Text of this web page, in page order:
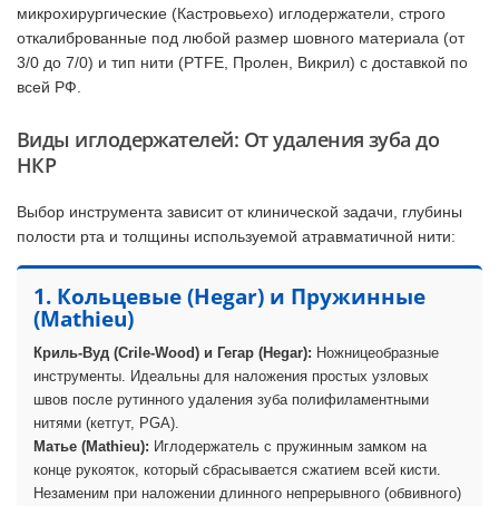
микрохирургические (Кастровьехо) иглодержатели, строго
откалиброванные под любой размер шовного материала (от
3/0 до 7/0) и тип нити (PTFE, Пролен, Викрил) с доставкой по
всей РФ.
Виды иглодержателей: От удаления зуба до
НКР
Выбор инструмента зависит от клинической задачи, глубины
полости рта и толщины используемой атравматичной нити:
1. Кольцевые (Hegar) и Пружинные
(Mathieu)
Криль-Вуд (Crile-Wood) и Гегар (Hegar): Ножницеобразные
инструменты. Идеальны для наложения простых узловых
швов после рутинного удаления зуба полифиламентными
нитями (кетгут, PGA).
Матье (Mathieu): Иглодержатель с пружинным замком на
конце рукояток, который сбрасывается сжатием всей кисти.
Незаменим при наложении длинного непрерывного (обвивного)